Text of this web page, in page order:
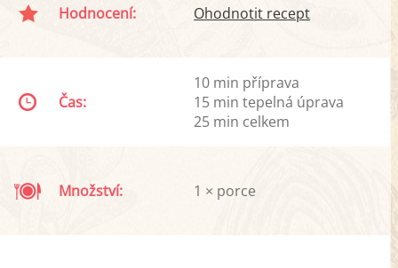
Hodnocení: Ohodnotit recept
Čas:
10 min příprava
15 min tepelná úprava
25 min celkem
Množství: 1 × porce